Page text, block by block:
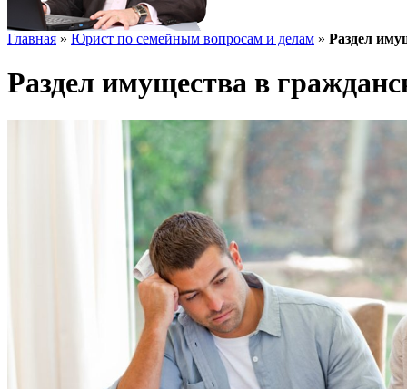
Главная » Юрист по семейным вопросам и делам » Раздел
Раздел имущества в